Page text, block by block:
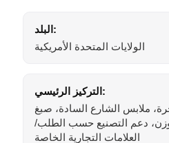
البلد:
الولايات المتحدة الأمريكية
التركيز الرئيسي:
ملابس الشارع السادة، صبغ
دعم التصنيع حسب الطلب/
العلامات التجارية الخاصة